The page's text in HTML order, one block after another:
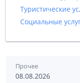
Туристические
Социальные
Прочее
08.08.2026